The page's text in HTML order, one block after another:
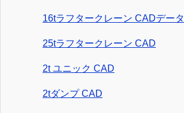
16tラフタークレーン CADデータ
25tラフタークレーン CAD
2t ユニック CAD
2tダンプ CAD